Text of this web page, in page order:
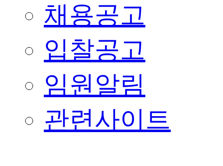
채용공고
입찰공고
임원알림
관련사이트